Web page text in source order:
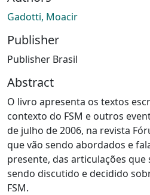
Gadotti, Moacir
Publisher
Publisher Brasil
Abstract
O livro apresenta os textos
contexto do FSM e outros
de julho de 2006, na revista
que vão sendo abordados e
presente, das articulações que
sendo discutido e decidido
FSM.